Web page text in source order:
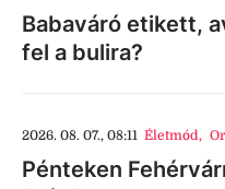
Babaváró etikett,
fel a bulira?
2026. 08. 07., 08:11 Életmód,
Pénteken